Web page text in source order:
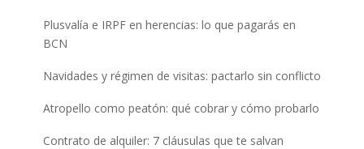
Plusvalía e IRPF en herencias: lo que pagarás en
BCN
Navidades y régimen de visitas: pactarlo sin conflicto
Atropello como peatón: qué cobrar y cómo probarlo
Contrato de alquiler: 7 cláusulas que te salvan